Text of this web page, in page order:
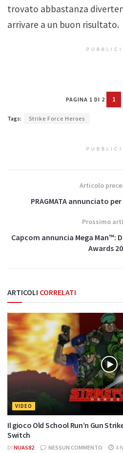
trovato abbastanza
arrivare a un buon risultato.
PAGINA 1 DI 2 1
Tags: Strike Force Heroes
Articolo
PRAGMATA annunciato
Prossimo
Capcom annuncia Mega Man™:
Awards
ARTICOLI CORRELATI
VIDEO
Il gioco Old School Run’n Gun
Switch
DI NUAS82 NESSUN COMMENTO 4